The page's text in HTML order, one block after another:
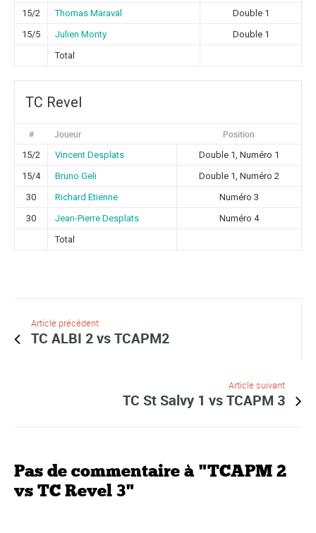
15/2 Thomas Maraval
Double 1
15/5
Julien Monty
Double 1
Total
TC Revel
# Joueur Position
15/2 Vincent Desplats
Double 1, Numéro 1
15/4
Bruno Geli
Double 1, Numéro 2
30
Richard Etienne
Numéro 3
30
Jean-Pierre Desplats
Numéro 4
Total
Article précédent
TC ALBI 2 vs TCAPM2
Article suivant
TC St Salvy 1 vs TCAPM 3
Pas de commentaire à "TCAPM 2
vs TC Revel 3"